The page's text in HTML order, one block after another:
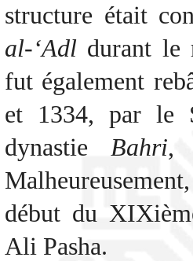
structure était
al-‘Adl durant le
fut également
et 1334, par le
dynastie Bahri,
début du
Ali Pasha.